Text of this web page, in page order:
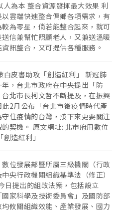
為本 整合資源發揮最大效果 利
雲端快速整合偏鄉各項需求，有
為零星，倘若能整合起來，就可
信兼幫忙照顧老人，又兼送溫暖
訊整合，又可提供各種服務。
皮書助攻「創造紅利」 新冠肺
，台北市政府在中央提出「防
北市長柯文哲不斷提及，在振興
2月公布「台北市後疫情時代產
住疫情的台灣，接下來更要關注
契機。 原文網址: 北市府用數位
造紅利」
位發展部暨所屬三級機關（行政
央行政機關組織基準法（修正）
日提出的組改法案，包括設立
家科學及技術委員會」及國防部
攸關組織效能、產業發展、國力